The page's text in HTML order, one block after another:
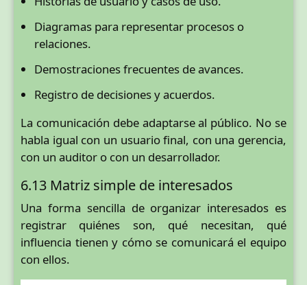
Diagramas para representar procesos o
relaciones.
Demostraciones frecuentes de avances.
Registro de decisiones y acuerdos.
La comunicación debe adaptarse al público. No se
habla igual con un usuario final, con una gerencia,
con un auditor o con un desarrollador.
6.13 Matriz simple de interesados
Una forma sencilla de organizar interesados es
registrar quiénes son, qué necesitan, qué
influencia tienen y cómo se comunicará el equipo
con ellos.